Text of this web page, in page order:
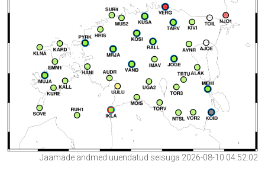
Jaamade andmed uuendatud seisuga 2026-08-10 04:52:02